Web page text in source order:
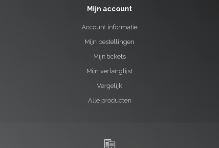
Mijn account
Account informatie
Mijn bestellingen
Mijn tickets
Mijn verlanglijst
Vergelijk
Alle producten